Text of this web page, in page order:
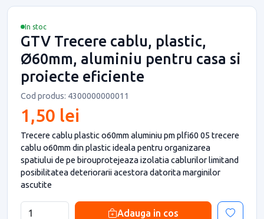
In stoc
GTV Trecere cablu, plastic,
Ø60mm, aluminiu pentru casa si
proiecte eficiente
Cod produs: 4300000000011
1,50 lei
Trecere cablu plastic o60mm aluminiu pm plfi60 05 trecere
cablu o60mm din plastic ideala pentru organizarea
spatiului de pe birouprotejeaza izolatia cablurilor limitand
posibilitatea deteriorarii acestora datorita marginilor
ascutite
Adauga in cos